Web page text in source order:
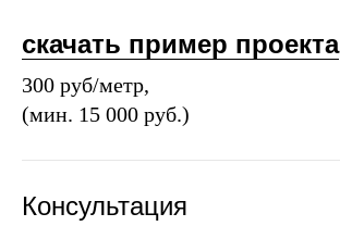
скачать пример проекта
300 руб/метр,
(мин. 15 000 руб.)
Консультация